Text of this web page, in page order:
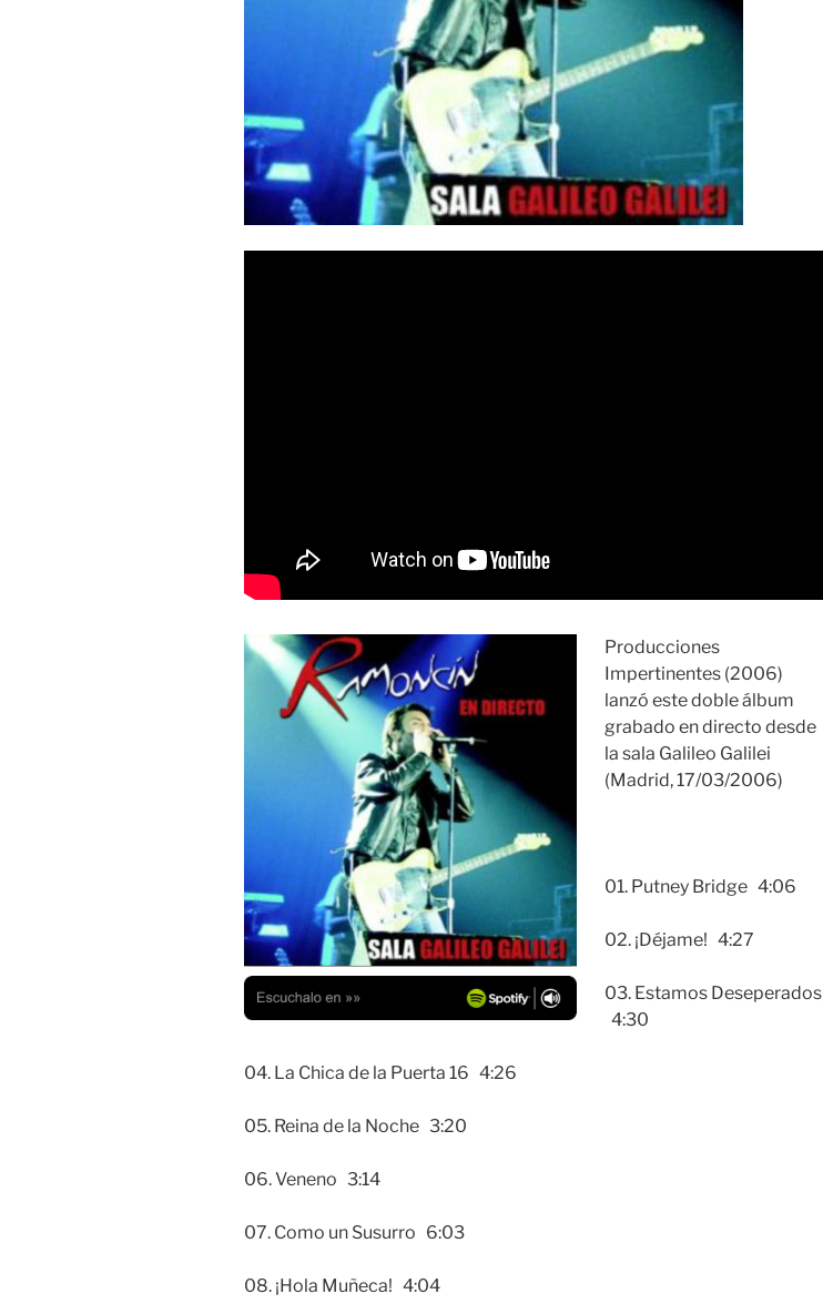
Producciones
Impertinentes (2006)
lanzó este doble álbum
grabado en directo desde
la sala Galileo Galilei
(Madrid, 17/03/2006)
01. Putney Bridge 4:06
02. ¡Déjame! 4:27
03. Estamos Deseperados
4:30
04. La Chica de la Puerta 16 4:26
05. Reina de la Noche 3:20
06. Veneno 3:14
07. Como un Susurro 6:03
08. ¡Hola Muñeca! 4:04